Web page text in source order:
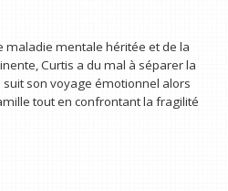
maladie mentale héritée et de la
Curtis a du mal à séparer la
son voyage émotionnel alors
tout en confrontant la fragilité